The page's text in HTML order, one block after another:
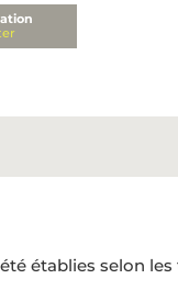
établies selon